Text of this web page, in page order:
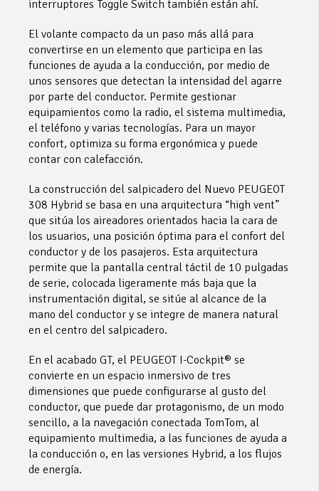
interruptores Toggle Switch también están ahí.
El volante compacto da un paso más allá para
convertirse en un elemento que participa en las
funciones de ayuda a la conducción, por medio de
unos sensores que detectan la intensidad del agarre
por parte del conductor. Permite gestionar
equipamientos como la radio, el sistema multimedia,
el teléfono y varias tecnologías. Para un mayor
confort, optimiza su forma ergonómica y puede
contar con calefacción.
La construcción del salpicadero del Nuevo PEUGEOT
308 Hybrid se basa en una arquitectura “high vent”
que sitúa los aireadores orientados hacia la cara de
los usuarios, una posición óptima para el confort del
conductor y de los pasajeros. Esta arquitectura
permite que la pantalla central táctil de 10 pulgadas
de serie, colocada ligeramente más baja que la
instrumentación digital, se sitúe al alcance de la
mano del conductor y se integre de manera natural
en el centro del salpicadero.
En el acabado GT, el PEUGEOT I-Cockpit® se
convierte en un espacio inmersivo de tres
dimensiones que puede configurarse al gusto del
conductor, que puede dar protagonismo, de un modo
sencillo, a la navegación conectada TomTom, al
equipamiento multimedia, a las funciones de ayuda a
la conducción o, en las versiones Hybrid, a los flujos
de energía.